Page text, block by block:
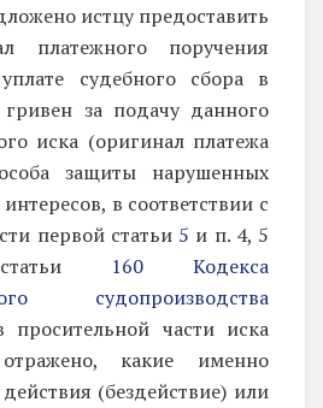
истцу предоставить
платежного поручения
судебного сбора в
за подачу данного
иска (оригинал платежа
защиты нарушенных
в соответствии с
первой статьи 5 и п. 4, 5
160 Кодекса
судопроизводства
части иска
какие именно
(бездействие) или